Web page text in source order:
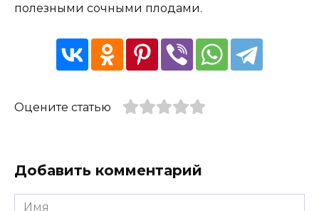
полезными сочными плодами.
Оцените статью
Добавить комментарий
Имя